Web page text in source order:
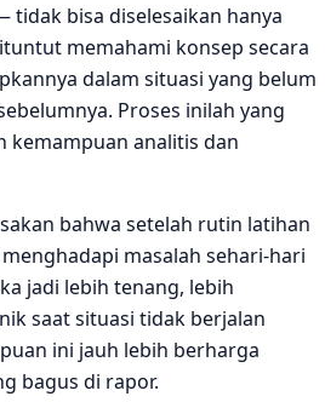
bisa diselesaikan hanya
memahami konsep secara
dalam situasi yang belum
Proses inilah yang
kemampuan analitis dan
bahwa setelah rutin latihan
masalah sehari-hari
jadi lebih tenang, lebih
saat situasi tidak berjalan
ini jauh lebih berharga
bagus di rapor.